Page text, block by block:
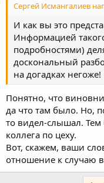
Сергей Исмангалиев
И как вы это
Информацией
подробностями)
доскональный
на догадках негоже!
Понятно, что
да что там было. Но,
то видел-слышал. Тем
коллега по цеху.
Вот, скажем, ваши
отношение к случаю в